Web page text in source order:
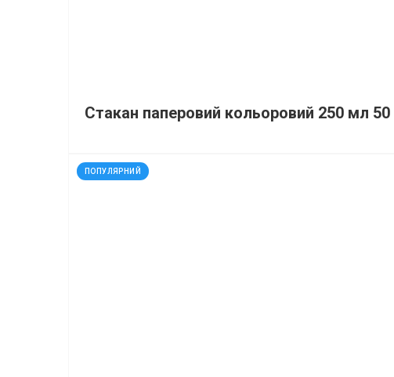
Стакан паперовий кольоровий 250 мл 50
ПОПУЛЯРНИЙ
код: 14015